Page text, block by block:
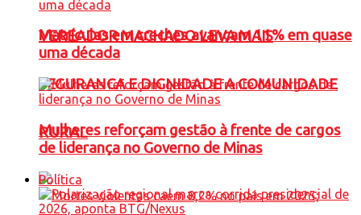
VEREADOR MACHADO LEVA MAIS
SEGURANCA E DIGNIDADE A COMUNIDADE
RURAL
Matrículas em creches avançam 11% em quase
uma década
Mulheres reforçam gestão à frente de cargos
de liderança no Governo de Minas
Política